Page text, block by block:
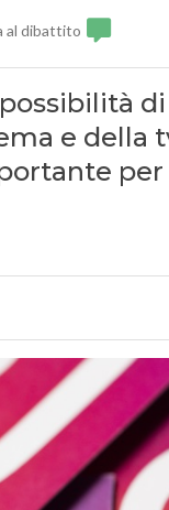
al dibattito
e della